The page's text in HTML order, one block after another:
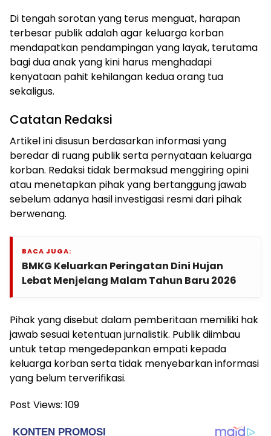
Di tengah sorotan yang terus menguat, harapan
terbesar publik adalah agar keluarga korban
mendapatkan pendampingan yang layak, terutama
bagi dua anak yang kini harus menghadapi
kenyataan pahit kehilangan kedua orang tua
sekaligus.
Catatan Redaksi
Artikel ini disusun berdasarkan informasi yang
beredar di ruang publik serta pernyataan keluarga
korban. Redaksi tidak bermaksud menggiring opini
atau menetapkan pihak yang bertanggung jawab
sebelum adanya hasil investigasi resmi dari pihak
berwenang.
BACA JUGA:
BMKG Keluarkan Peringatan Dini Hujan
Lebat Menjelang Malam Tahun Baru 2026
Pihak yang disebut dalam pemberitaan memiliki hak
jawab sesuai ketentuan jurnalistik. Publik diimbau
untuk tetap mengedepankan empati kepada
keluarga korban serta tidak menyebarkan informasi
yang belum terverifikasi.
Post Views: 109